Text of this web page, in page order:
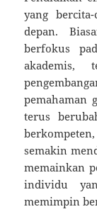
yang
depan.
berfokus
akademis,
pemahaman
terus
semakin
memainkan
individu
memimpin